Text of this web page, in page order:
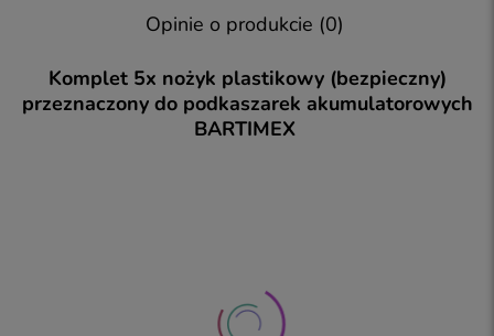
Opinie o produkcie (0)
Komplet 5x nożyk plastikowy (bezpieczny)
przeznaczony do podkaszarek akumulatorowych
BARTIMEX